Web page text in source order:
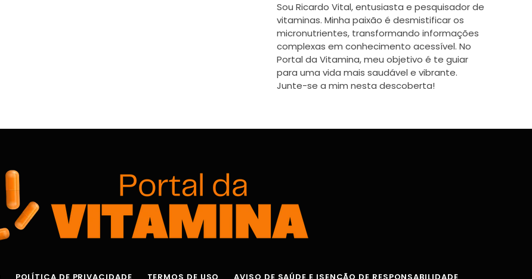
Sou Ricardo Vital, entusiasta e pesquisador de
vitaminas. Minha paixão é desmistificar os
micronutrientes, transformando informações
complexas em conhecimento acessível. No
Portal da Vitamina, meu objetivo é te guiar
para uma vida mais saudável e vibrante.
Junte-se a mim nesta descoberta!